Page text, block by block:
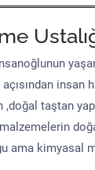
insan
,doğal taştan
ama